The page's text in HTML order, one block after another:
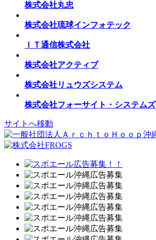
株式会社丸忠
株式会社琉球インフォテック
ＩＴ通信株式会社
株式会社アクティブ
株式会社リュウズシステム
株式会社フォーサイト・システムズ
サイトへ移動